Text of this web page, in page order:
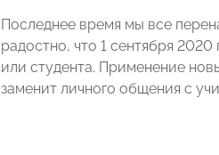
Последнее время мы все
радостно, что 1 сентября
или студента. Применение
заменит личного общения с